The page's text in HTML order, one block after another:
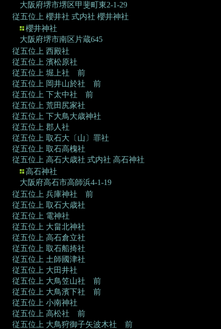
大阪府堺市堺区甲斐町東2-1-29
従五位上 櫻井社 式内社 櫻井神社
櫻井神社
大阪府堺市南区片蔵645
従五位上 西殿社
従五位上 濱松原社
従五位上 堀上社 前
従五位上 岡井山於社 前
従五位上 下太中社 前
従五位上 荒田尻家社
従五位上 下大鳥大歳神社
従五位上 郡人社
従五位上 取石大〔山〕罪社
従五位上 取石高槐社
従五位上 高石大歳社 式内社 高石神社
高石神社
大阪府高石市高師浜4-1-19
従五位上 兵庫神社 前
従五位上 取石大歳社
従五位上 電神社
従五位上 大畠北神社
従五位上 高石倉立社
従五位上 取石船掎社
従五位上 土師國津社
従五位上 大田井社
従五位上 大鳥笠山社 前
従五位上 大鳥濱下社 前
従五位上 小南神社
従五位上 高松社 前
従五位上 大鳥狩御子矢波木社 前